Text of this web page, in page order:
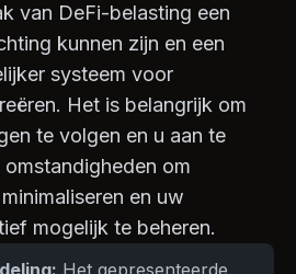
van DeFi-belasting een
kunnen zijn en een
systeem voor
Het is belangrijk om
te volgen en u aan te
om
en uw
mogelijk te beheren.